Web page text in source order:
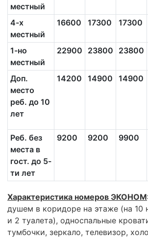
местный
4-х
местный
16600 17300 17300
1-но
местный
22900 23800 23800
Доп.
место
реб. до 10
лет
14200 14900 14900
Реб. без
места в
гост. до 5-
ти лет
9200 9200 9900
Характеристика номеров ЭКОНОМ
душем в коридоре на этаже (на 10
и 2 туалета), односпальные
тумбочки, зеркало, телевизор,